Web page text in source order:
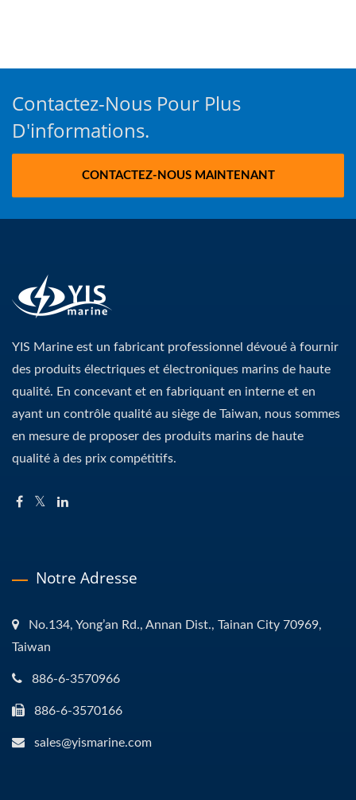
Contactez-Nous Pour Plus
D'informations.
CONTACTEZ-NOUS MAINTENANT
YIS Marine est un fabricant professionnel dévoué à fournir
des produits électriques et électroniques marins de haute
qualité. En concevant et en fabriquant en interne et en
ayant un contrôle qualité au siège de Taiwan, nous sommes
en mesure de proposer des produits marins de haute
qualité à des prix compétitifs.
Notre Adresse
No.134, Yong’an Rd., Annan Dist., Tainan City 70969,
Taiwan
886-6-3570966
886-6-3570166
sales@yismarine.com